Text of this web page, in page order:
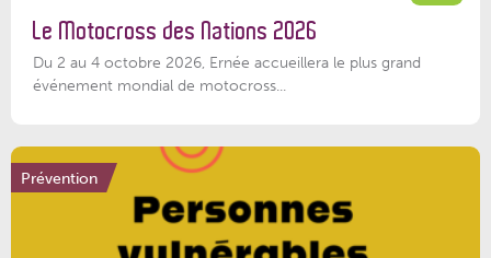
Le Motocross des Nations 2026
Du 2 au 4 octobre 2026, Ernée accueillera le plus grand
événement mondial de motocross...
Prévention